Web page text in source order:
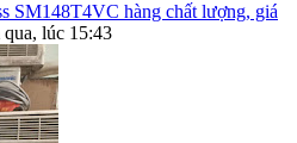
SM148T4VC hàng chất lượng, giá
lúc 15:43